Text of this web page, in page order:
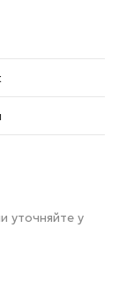
уточняйте у